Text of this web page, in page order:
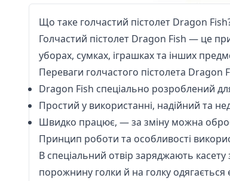
Що таке голчастий пістолет Dragon
Голчастий пістолет Dragon Fish — це
уборах, сумках, іграшках та інших
Переваги голчастого пістолета Dragon
Dragon Fish спеціально розроблений
Простий у використанні, надійний та
Швидко працює, — за зміну можна
Принцип роботи та особливості
В спеціальний отвір заряджають
порожнину голки й на голку одягається